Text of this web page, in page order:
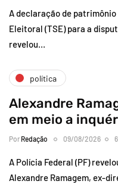
A declaração de
Eleitoral (TSE) para a
revelou…
política
Alexandre
em meio a
Por Redação 09/08/2026
A Polícia Federal (PF)
Alexandre Ramagem, ex-